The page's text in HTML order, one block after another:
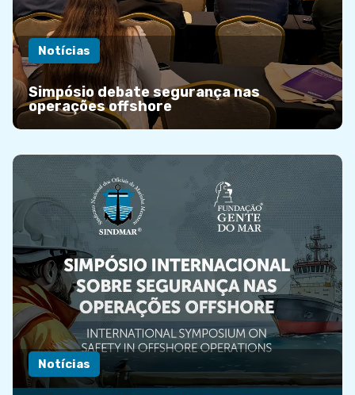
Notícias
Simpósio debate segurança nas
operações offshore
Notícias